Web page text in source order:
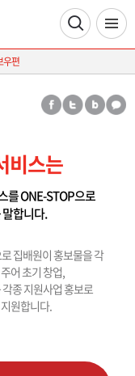
우편
비스는
를 ONE-STOP으로
합니다.
집배원이 홍보물을 각
어 초기 창업,
종 지원사업 홍보로
원합니다.